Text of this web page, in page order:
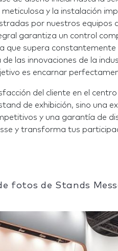
y la instalación
por nuestros equipos
garantiza un control
que supera
de las innovaciones de la
es encarnar
del cliente en el
de exhibición, sino una
y una garantía de
y transforma tus
fotos de Stands